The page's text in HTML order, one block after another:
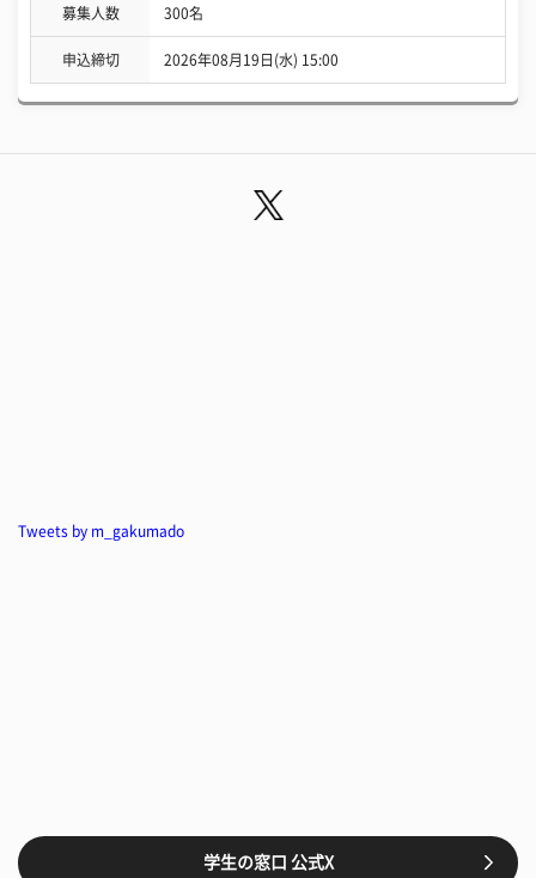
募集人数 300名
申込締切 2026年08月19日(水) 15:00
Tweets by m_gakumado
学生の窓口 公式X